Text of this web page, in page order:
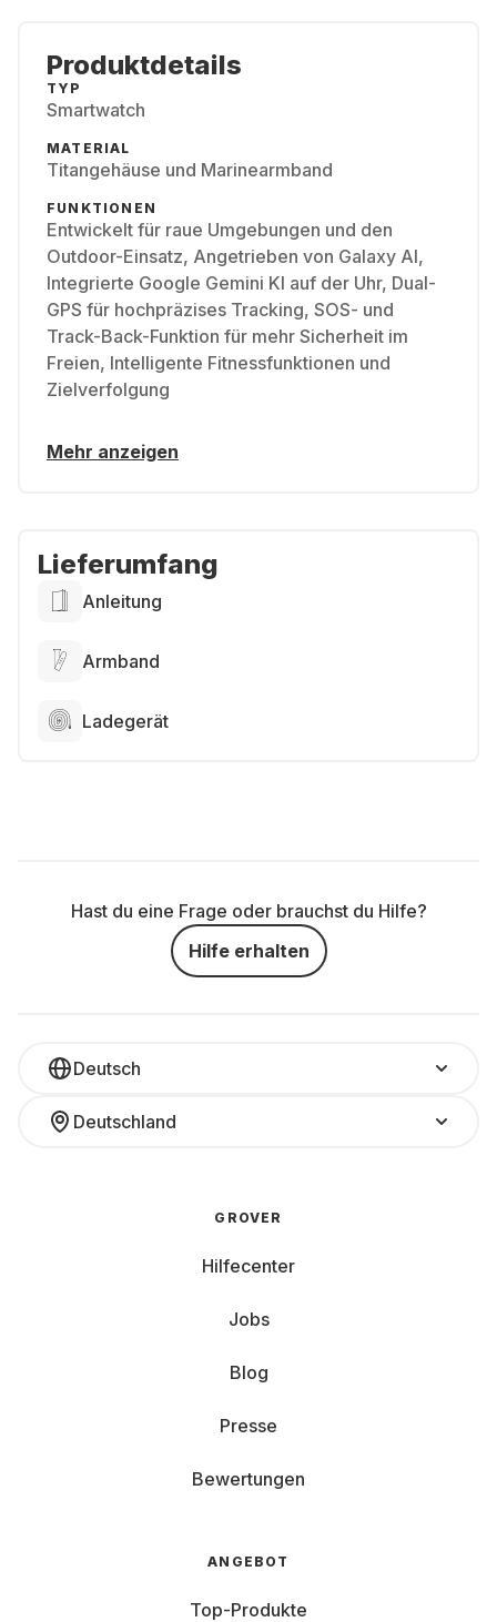
Produktdetails
TYP
Smartwatch
MATERIAL
Titangehäuse und Marinearmband
FUNKTIONEN
Entwickelt für raue Umgebungen und den
Outdoor-Einsatz, Angetrieben von Galaxy AI,
Integrierte Google Gemini KI auf der Uhr, Dual-
GPS für hochpräzises Tracking, SOS- und
Track-Back-Funktion für mehr Sicherheit im
Freien, Intelligente Fitnessfunktionen und
Zielverfolgung
Mehr anzeigen
Lieferumfang
Anleitung
Armband
Ladegerät
Hast du eine Frage oder brauchst du Hilfe?
Hilfe erhalten
Deutsch
Deutschland
GROVER
Hilfecenter
Jobs
Blog
Presse
Bewertungen
ANGEBOT
Top-Produkte